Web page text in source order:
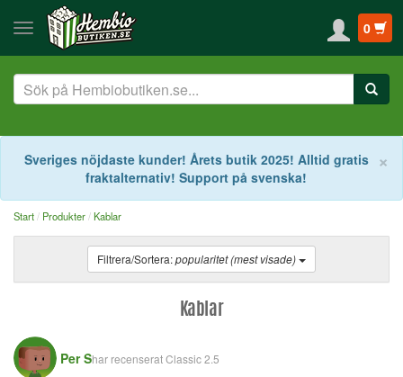
0
×
Sveriges nöjdaste kunder! Årets butik 2025! Alltid gratis
fraktalternativ! Support på svenska!
Start Produkter Kablar
Filtrera/Sortera:popularitet (mest visade)
Kablar
Per Shar recenseratClassic 2.5